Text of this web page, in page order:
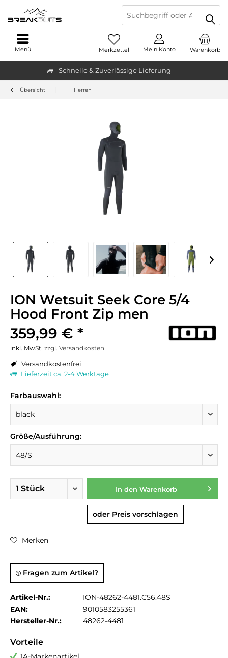
Schnelle & Zuverlässige Lieferung
Warenkorb
Merkzettel Mein Konto
Menü
Übersicht Herren
ION Wetsuit Seek Core 5/4
Hood Front Zip men
359,99 € *
inkl. MwSt. zzgl. Versandkosten
Versandkostenfrei
Lieferzeit ca. 2-4 Werktage
Farbauswahl:
Größe/Ausführung:
In den Warenkorb
oder Preis vorschlagen
Merken
Fragen zum Artikel?
Artikel-Nr.:
ION-48262-4481.C56.48S
EAN:
9010583255361
Hersteller-Nr.:
48262-4481
Vorteile